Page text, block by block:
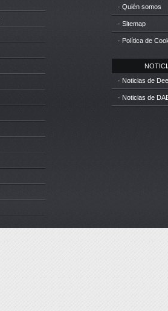
· Quién somos
· Sitemap
· Política de
· Noticias de
· Noticias de